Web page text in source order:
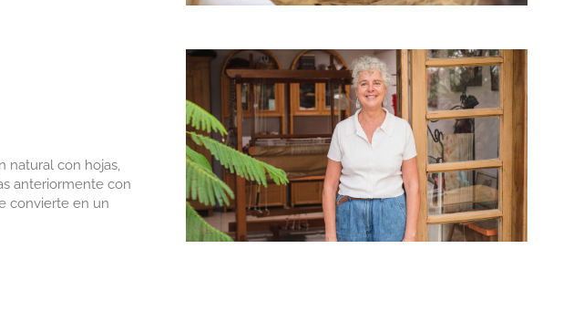
natural con hojas,
anteriormente con
convierte en un